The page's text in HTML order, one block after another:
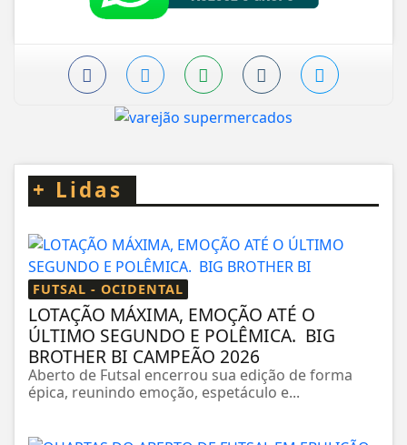
+ Lidas
FUTSAL - OCIDENTAL
LOTAÇÃO MÁXIMA, EMOÇÃO ATÉ O
ÚLTIMO SEGUNDO E POLÊMICA. BIG
BROTHER BI CAMPEÃO 2026
Aberto de Futsal encerrou sua edição de forma
épica, reunindo emoção, espetáculo e...